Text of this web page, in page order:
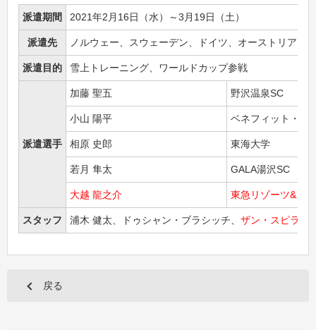
派遣期間 2021年2月16日（水）～3月19日（土）
派遣先 ノルウェー、スウェーデン、ドイツ、オーストリア、
派遣目的 雪上トレーニング、ワールドカップ参戦
派遣選手
加藤 聖五 野沢温泉SC
小山 陽平 ベネフィット・ワ
相原 史郎 東海大学
若月 隼太 GALA湯沢SC
大越 龍之介 東急リゾーツ&ス
スタッフ 浦木 健太、ドゥシャン・ブラシッチ、 ザン・スピラー
戻る